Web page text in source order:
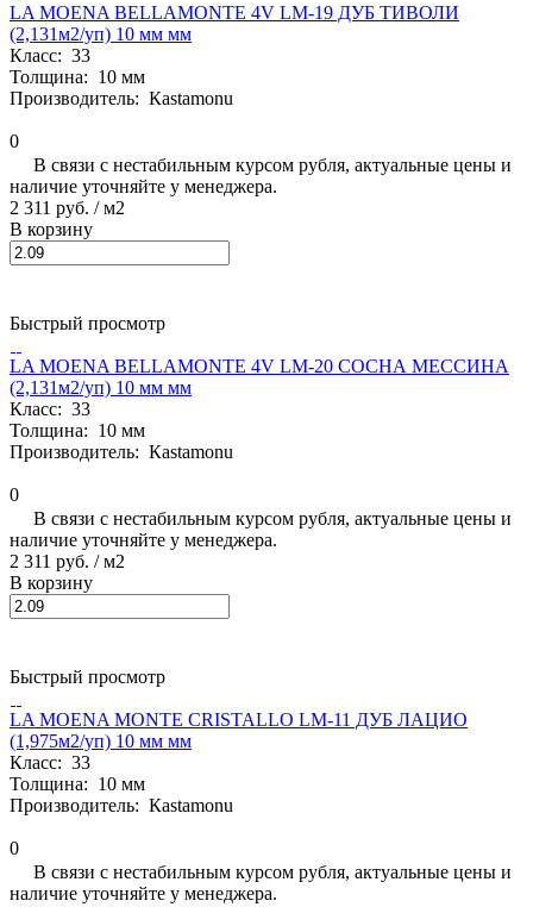
LA MOENA BELLAMONTE 4V LM-19 ДУБ ТИВОЛИ
(2,131м2/уп) 10 мм мм
Класс: 33
Толщина: 10 мм
Производитель: Кastamonu
0
В связи с нестабильным курсом рубля, актуальные цены и
наличие уточняйте у менеджера.
2 311 руб. / м2
В корзину
Быстрый просмотр
LA MOENA BELLAMONTE 4V LM-20 СОСНА МЕССИНА
(2,131м2/уп) 10 мм мм
Класс: 33
Толщина: 10 мм
Производитель: Кastamonu
0
В связи с нестабильным курсом рубля, актуальные цены и
наличие уточняйте у менеджера.
2 311 руб. / м2
В корзину
Быстрый просмотр
LA MOENA MONTE CRISTALLO LM-11 ДУБ ЛАЦИО
(1,975м2/уп) 10 мм мм
Класс: 33
Толщина: 10 мм
Производитель: Кastamonu
0
В связи с нестабильным курсом рубля, актуальные цены и
наличие уточняйте у менеджера.